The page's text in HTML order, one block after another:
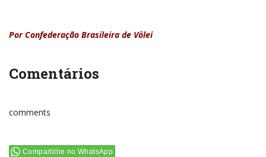
Por Confederação Brasileira de Vôlei
Comentários
comments
Compartilhe no WhatsApp